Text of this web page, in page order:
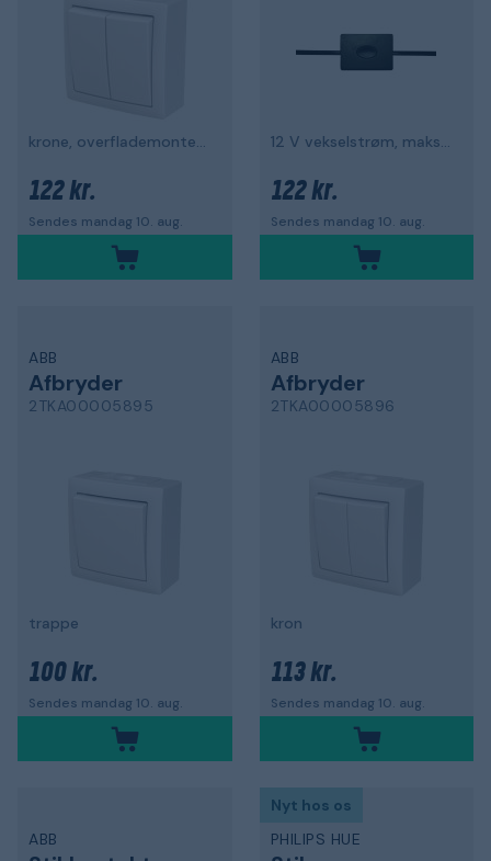
krone, overflademonteret
122 kr.
Sendes mandag 10. aug.
12 V vekselstrøm, maks. 20 W
122 kr.
Sendes mandag 10. aug.
ABB
Afbryder
2TKA00005895
trappe
100 kr.
Sendes mandag 10. aug.
ABB
Afbryder
2TKA00005896
kron
113 kr.
Sendes mandag 10. aug.
ABB
Nyt hos os
PHILIPS HUE